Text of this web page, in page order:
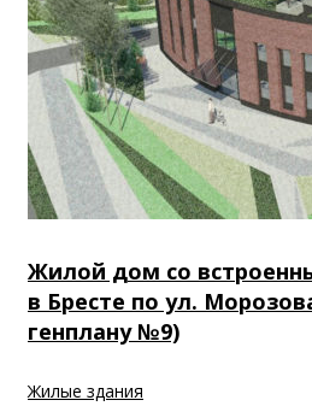
Жилой дом со
в Бресте по ул.
генплану №9)
Жилые здания